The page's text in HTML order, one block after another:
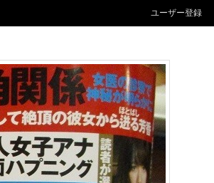
ユーザー登録